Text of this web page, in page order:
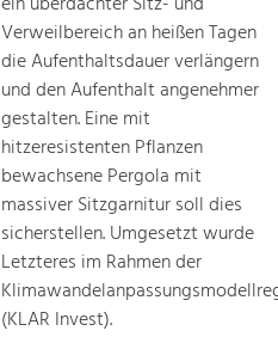
Verweilbereich an heißen Tagen
die Aufenthaltsdauer verlängern
und den Aufenthalt angenehmer
gestalten. Eine mit
hitzeresistenten Pflanzen
bewachsene Pergola mit
massiver Sitzgarnitur soll dies
sicherstellen. Umgesetzt wurde
Letzteres im Rahmen der
(KLAR Invest).